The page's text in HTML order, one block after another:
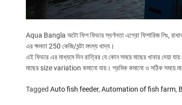
Aqua Bangla অটো ফিশ ফিডার স্বর্ণলতা এগ্রো ফিশারিজ লিঃ,
এর ক্ষমতা 250 কেজি/ঘন্টা মৎস্য খাদ্য।
এই ফিডার এর মাধ্যমে দিন রাত্রির যে কোন সময়ে মাছের খাবার দেয়া
মাছের size variation কমানো যায়। শ্রমিক কমানো ও সঠিক সময়ে
Tagged Auto fish feeder, Automation of fish farm,